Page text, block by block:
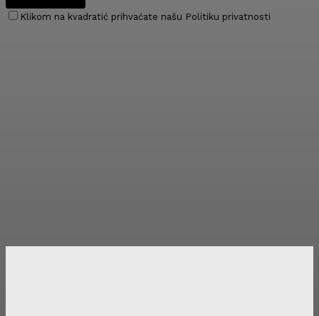
Klikom na kvadratić prihvaćate našu Politiku privatnosti